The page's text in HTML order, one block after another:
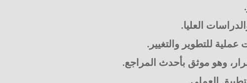
العليا.
للتطوير والتغيير.
وهو موثق بأحدث المراجع.